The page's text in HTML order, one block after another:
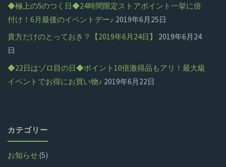
◆極上の5のつく日◆24時間限定ストアポイント一挙に倍
付け！6月最後のイベントデー♪ 2019年6月25日
貴方だけのとっておき？【2019年6月24日】
2019年6月24
日
◆22日はゾロ目の日◆ポイント10倍激得品もアリ！最大級
イベントでお得にお買い物♪ 2019年6月22日
カテゴリー
お知らせ(5)